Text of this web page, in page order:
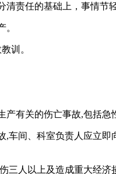
责任的基础上，事情节
。
训。
有关的伤亡事故,包括
车间、科室负责人应立
三人以上及造成重大经